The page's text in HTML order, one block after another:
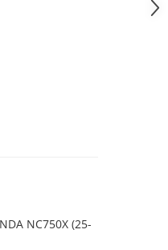
NC750X (25-